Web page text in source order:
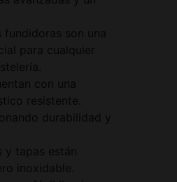
fundidoras son una
para cualquier
con una
resistente.
durabilidad y
y tapas están
inoxidable.